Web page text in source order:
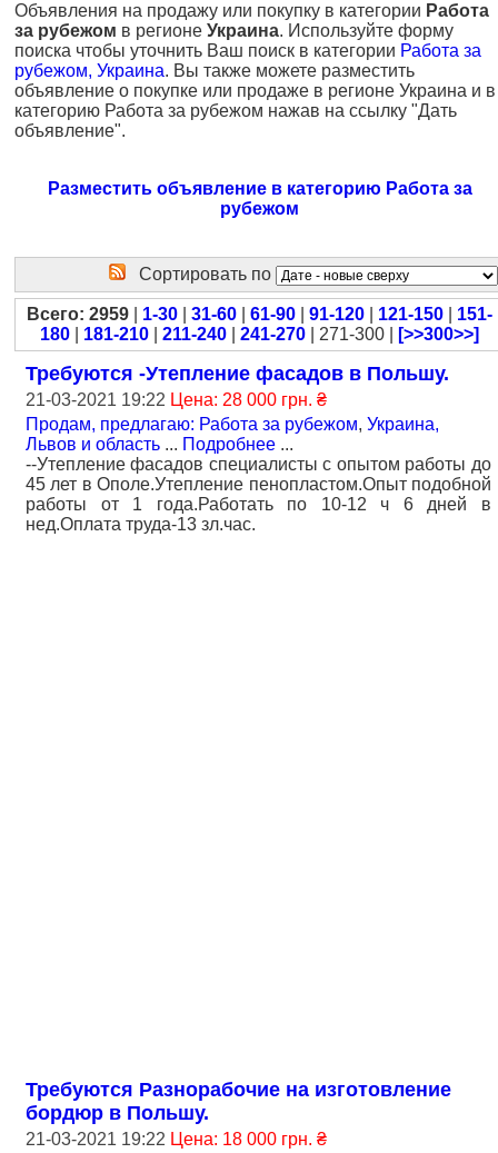
Объявления на продажу или покупку в категории Работа
за рубежом в регионе Украина. Используйте форму
поиска чтобы уточнить Ваш поиск в категории Работа за
рубежом, Украина. Вы также можете разместить
объявление о покупке или продаже в регионе Украина и в
категорию Работа за рубежом нажав на ссылку "Дать
объявление".
Разместить объявление в категорию Работа за
рубежом
Сортировать по
Всего: 2959 1-30 31-60 61-90 91-120 121-150
151-
180
181-210 211-240 241-270 | 271-300 | [>>300>>]
Требуются -Утепление фасадов в Польшу.
21-03-2021 19:22 Цена: 28 000 грн. ₴
Продам, предлагаю: Работа за рубежом, Украина,
Львов и область ... Подробнее ...
--Утепление фасадов специалисты с опытом работы до
45 лет в Ополе.Утепление пенопластом.Опыт подобной
работы от 1 года.Работать по 10-12 ч 6 дней в
нед.Оплата труда-13 зл.час.
Требуются Разнорабочие на изготовление
бордюр в Польшу.
21-03-2021 19:22 Цена: 18 000 грн. ₴